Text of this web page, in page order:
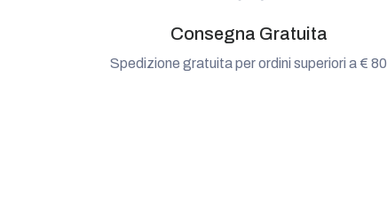
Consegna Gratuita
Spedizione gratuita per ordini superiori a € 80